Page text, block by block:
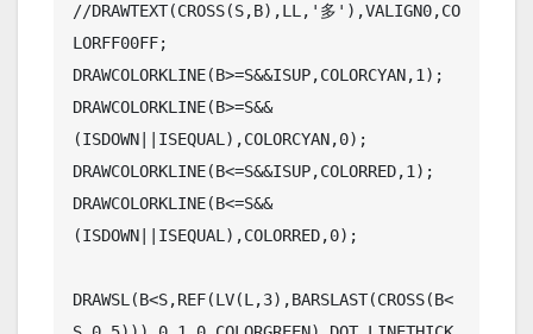
//DRAWTEXT(CROSS(S,B),LL,'多'),VALIGN0,CO
LORFF00FF;
DRAWCOLORKLINE(B>=S&&ISUP,COLORCYAN,1);
DRAWCOLORKLINE(B>=S&&
(ISDOWN||ISEQUAL),COLORCYAN,0);
DRAWCOLORKLINE(B<=S&&ISUP,COLORRED,1);
DRAWCOLORKLINE(B<=S&&
(ISDOWN||ISEQUAL),COLORRED,0);
DRAWSL(B<S,REF(LV(L,3),BARSLAST(CROSS(B<